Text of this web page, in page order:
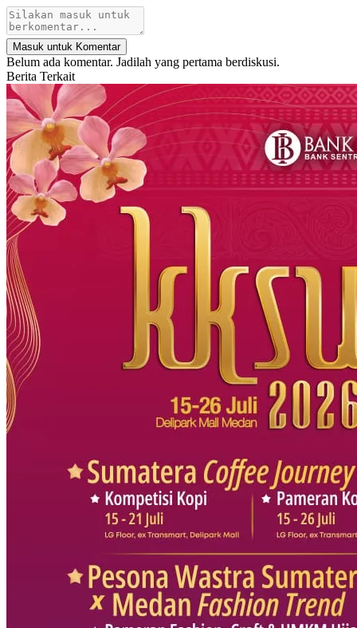
Masuk untuk Komentar
Belum ada komentar. Jadilah yang pertama berdiskusi.
Berita Terkait